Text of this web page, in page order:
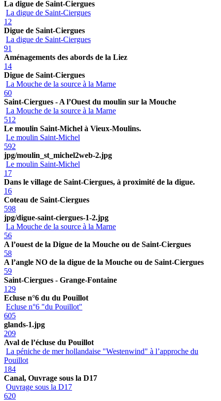
La digue de Saint-Ciergues
La digue de Saint-Ciergues
12
Digue de Saint-Ciergues
La digue de Saint-Ciergues
91
Aménagements des abords de la Liez
14
Digue de Saint-Ciergues
La Mouche de la source à la Marne
60
Saint-Ciergues - A l’Ouest du moulin sur la Mouche
La Mouche de la source à la Marne
512
Le moulin Saint-Michel à Vieux-Moulins.
Le moulin Saint-Michel
592
jpg/moulin_st_michel2web-2.jpg
Le moulin Saint-Michel
17
Dans le village de Saint-Ciergues, à proximité de la digue.
16
Coteau de Saint-Ciergues
598
jpg/digue-saint-ciergues-1-2.jpg
La Mouche de la source à la Marne
56
A l’ouest de la Digue de la Mouche ou de Saint-Ciergues
58
A l’angle NO de la digue de la Mouche ou de Saint-Ciergues
59
Saint-Ciergues - Grange-Fontaine
129
Ecluse n°6 du du Pouillot
Ecluse n°6 "du Pouillot"
605
glands-1.jpg
209
Aval de l’écluse du Pouillot
La péniche de mer hollandaise "Westenwind" à l’approche du
Pouillot
184
Canal, Ouvrage sous la D17
Ouvrage sous la D17
620